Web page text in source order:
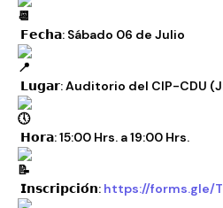
𝗙𝗲𝗰𝗵𝗮: Sábado 06 de Julio
𝗟𝘂𝗴𝗮𝗿: Auditorio del CIP-CDU
𝗛𝗼𝗿𝗮: 15:00 Hrs. a 19:00 Hrs.
𝗜𝗻𝘀𝗰𝗿𝗶𝗽𝗰𝗶𝗼́𝗻: https://forms.gle/